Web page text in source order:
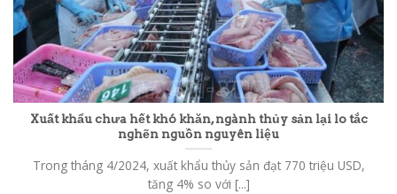
Xuất khẩu chưa hết khó khăn, ngành thủy sản lại lo tắc
nghẽn nguồn nguyên liệu
Trong tháng 4/2024, xuất khẩu thủy sản đạt 770 triệu USD,
tăng 4% so với [...]